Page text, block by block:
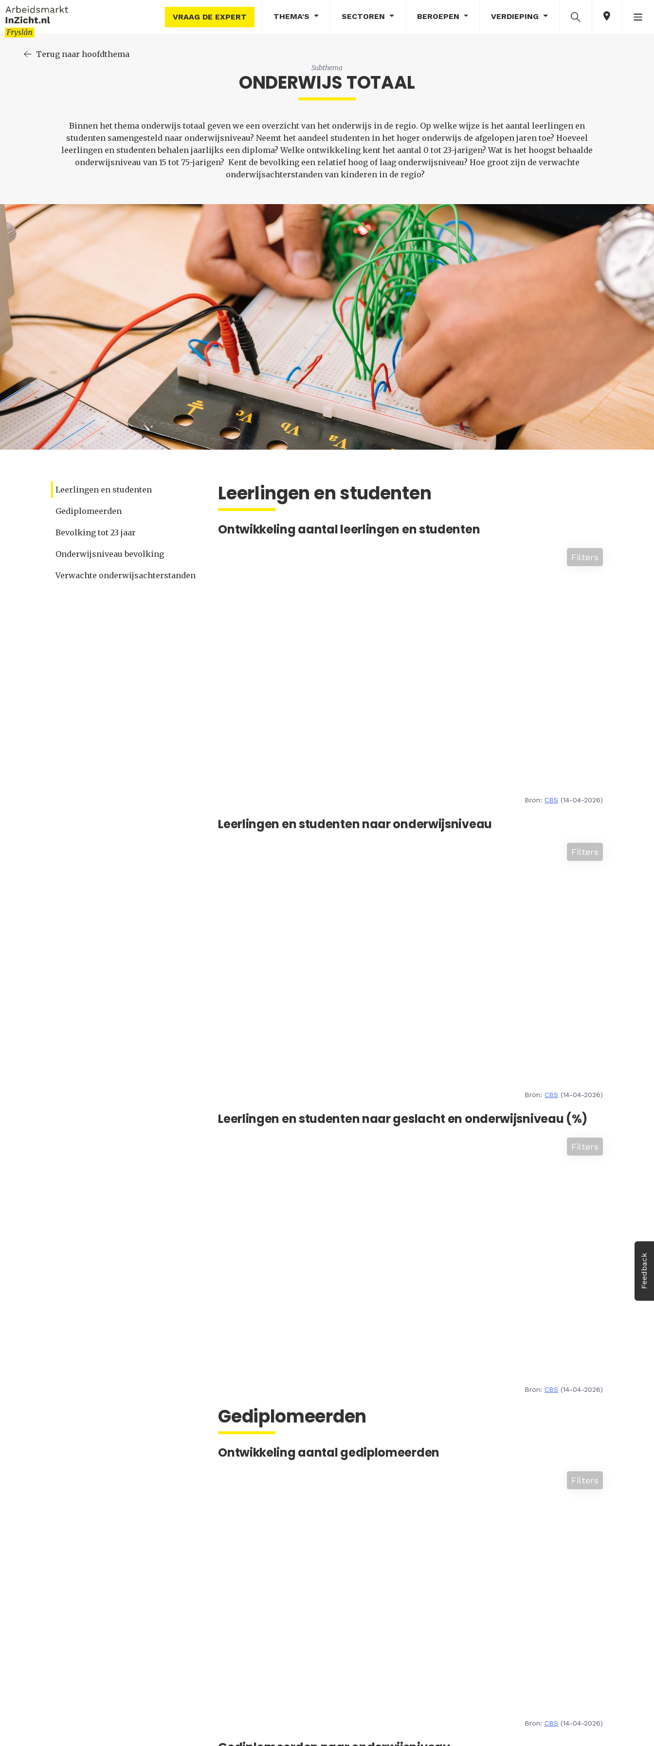
VRAAG DE EXPERT THEMA'S SECTOREN BEROEPEN VERDIEPING
Feedback
Terug naar hoofdthema
Subthema
ONDERWIJS TOTAAL
Binnen het thema onderwijs totaal geven we een overzicht van het onderwijs in de regio. Op welke wijze is het aantal leerlingen en
studenten samengesteld naar onderwijsniveau? Neemt het aandeel studenten in het hoger onderwijs de afgelopen jaren toe? Hoeveel
leerlingen en studenten behalen jaarlijks een diploma? Welke ontwikkeling kent het aantal 0 tot 23-jarigen? Wat is het hoogst behaalde
onderwijsniveau van 15 tot 75-jarigen? Kent de bevolking een relatief hoog of laag onderwijsniveau? Hoe groot zijn de verwachte
onderwijsachterstanden van kinderen in de regio?
Leerlingen en studenten
Gediplomeerden
Bevolking tot 23 jaar
Onderwijsniveau bevolking
Verwachte onderwijsachterstanden
Leerlingen en studenten
Ontwikkeling aantal leerlingen en studenten
Filters
Bron: CBS (14-04-2026)
Leerlingen en studenten naar onderwijsniveau
Filters
Bron: CBS (14-04-2026)
Leerlingen en studenten naar geslacht en onderwijsniveau (%)
Filters
Bron: CBS (14-04-2026)
Gediplomeerden
Ontwikkeling aantal gediplomeerden
Filters
Bron: CBS (14-04-2026)